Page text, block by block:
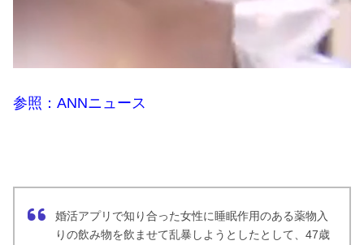
参照：ANNニュース
婚活アプリで知り合った女性に睡眠作用のある薬物入
りの飲み物を飲ませて乱暴しようとしたとして、47歳